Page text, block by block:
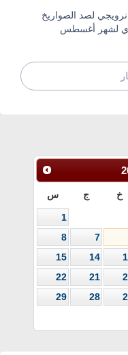
لصد الصواريخ
لشهر أغسطس
خ ج س
1
7
8
14
15
21
22
28
29